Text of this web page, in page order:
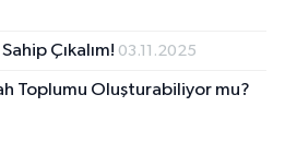
Çıkalım! 03.11.2025
Toplumu Oluşturabiliyor mu?